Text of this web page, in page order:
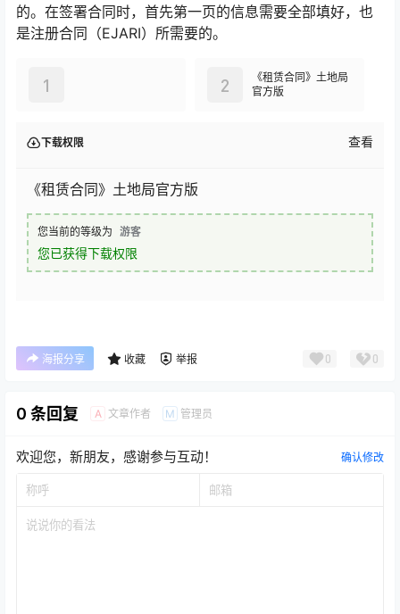
的。在签署合同时，首先第一页的信息需要全部填好，也
是注册合同（EJARI）所需要的。
1
《租赁合同》土地局
官方版
2
下载权限 查看
《租赁合同》土地局官方版
您当前的等级为 游客
您已获得下载权限
海报分享 收藏 举报 0 0
0 条回复 A 文章作者 M 管理员
欢迎您，新朋友，感谢参与互动！ 确认修改